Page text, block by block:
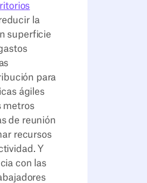
la
superficie
para
ágiles
metros
de reunión
recursos
Y
con las